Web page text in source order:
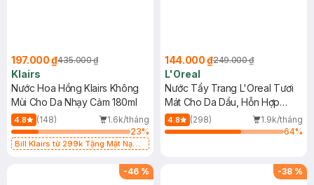
197.000 ₫435.000 ₫
Klairs
Nước Hoa Hồng Klairs Không
Mùi Cho Da Nhạy Cảm 180ml
4.8 (148)
1.6k/tháng
23%
Bill Klairs từ 299k Tặng Mặt Nạ
144.000 ₫249.000 ₫
L'Oreal
Nước Tẩy Trang L'Oreal Tươi
Mát Cho Da Dầu, Hỗn Hợp
400ml
4.8 (298)
1.9k/tháng
64%
-46 % -38 %